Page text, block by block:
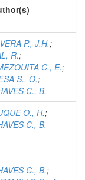
P., J.H.;
R.;
C., E.;
S., O.;
C., B.
O., H.;
C., B.
C., B.;